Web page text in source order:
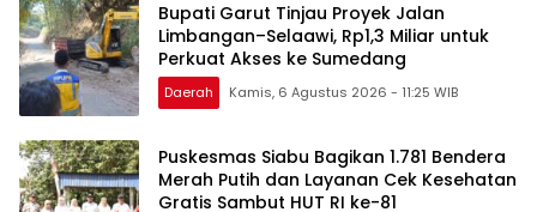
Bupati Garut Tinjau Proyek Jalan
Limbangan–Selaawi, Rp1,3 Miliar untuk
Perkuat Akses ke Sumedang
Daerah Kamis, 6 Agustus 2026 - 11:25 WIB
Puskesmas Siabu Bagikan 1.781 Bendera
Merah Putih dan Layanan Cek Kesehatan
Gratis Sambut HUT RI ke-81